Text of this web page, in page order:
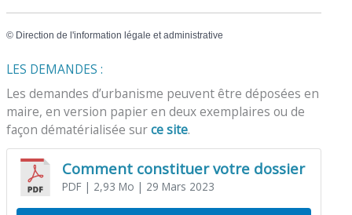
© Direction de l'information légale et administrative
LES DEMANDES :
Les demandes d’urbanisme peuvent être déposées en
maire, en version papier en deux exemplaires ou de
façon dématérialisée surce site.
Comment constituer votre dossier
PDF| 2,93 Mo | 29 Mars 2023